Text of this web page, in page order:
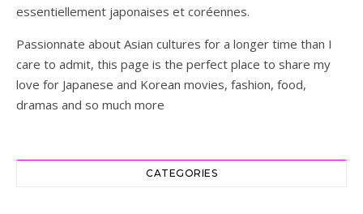
essentiellement japonaises et coréennes.
Passionnate about Asian cultures for a longer time than I
care to admit, this page is the perfect place to share my
love for Japanese and Korean movies, fashion, food,
dramas and so much more
CATEGORIES